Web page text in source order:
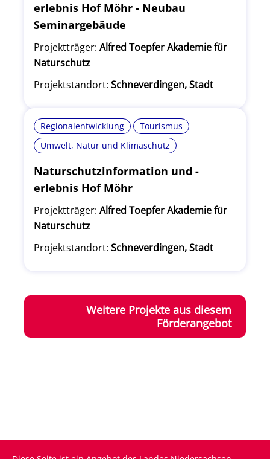
erlebnis Hof Möhr - Neubau
Seminargebäude
Projektträger: Alfred Toepfer Akademie für
Naturschutz
Projektstandort: Schneverdingen, Stadt
Regionalentwicklung
Tourismus
Umwelt, Natur und Klimaschutz
Naturschutzinformation und -
erlebnis Hof Möhr
Projektträger: Alfred Toepfer Akademie für
Naturschutz
Projektstandort: Schneverdingen, Stadt
Weitere Projekte aus diesem
Förderangebot